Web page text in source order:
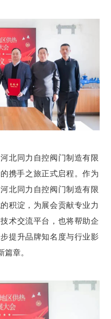
北同力自控阀门制造有限
携手之旅正式启程。作为
北同力自控阀门制造有限
积淀，为展会贡献专业力
术交流平台，也将帮助企
提升品牌知名度与行业影
章。